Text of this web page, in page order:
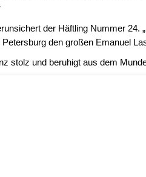
der Häftling Nummer 24.
den großen Emanuel
stolz und beruhigt aus dem